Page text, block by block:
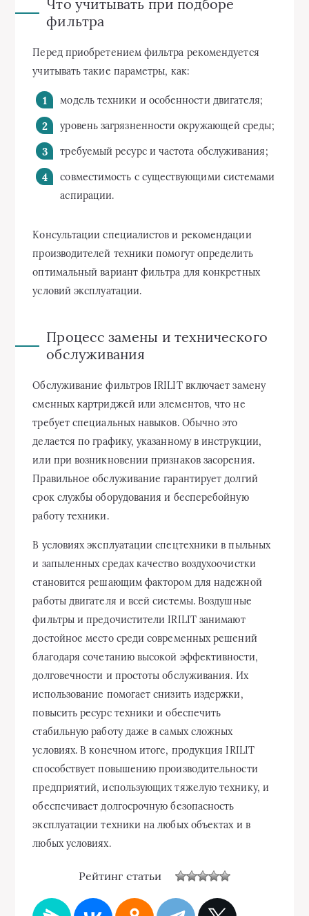
Что учитывать при подборе
фильтра
Перед приобретением фильтра рекомендуется
учитывать такие параметры, как:
модель техники и особенности двигателя;
уровень загрязненности окружающей среды;
требуемый ресурс и частота обслуживания;
совместимость с существующими системами
аспирации.
Консультации специалистов и рекомендации
производителей техники помогут определить
оптимальный вариант фильтра для конкретных
условий эксплуатации.
Процесс замены и технического
обслуживания
Обслуживание фильтров IRILIT включает замену
сменных картриджей или элементов, что не
требует специальных навыков. Обычно это
делается по графику, указанному в инструкции,
или при возникновении признаков засорения.
Правильное обслуживание гарантирует долгий
срок службы оборудования и бесперебойную
работу техники.
В условиях эксплуатации спецтехники в пыльных
и запыленных средах качество воздухоочистки
становится решающим фактором для надежной
работы двигателя и всей системы. Воздушные
фильтры и предочистители IRILIT занимают
достойное место среди современных решений
благодаря сочетанию высокой эффективности,
долговечности и простоты обслуживания. Их
использование помогает снизить издержки,
повысить ресурс техники и обеспечить
стабильную работу даже в самых сложных
условиях. В конечном итоге, продукция IRILIT
способствует повышению производительности
предприятий, использующих тяжелую технику, и
обеспечивает долгосрочную безопасность
эксплуатации техники на любых объектах и в
любых условиях.
Рейтинг статьи